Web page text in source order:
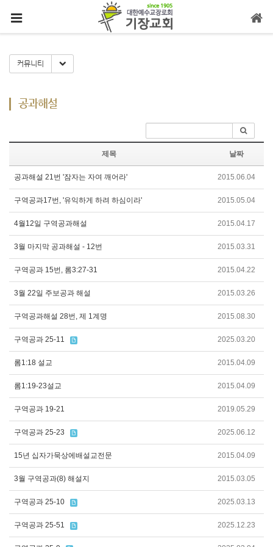
커뮤니티 Toggle Dropdown
공과해설
제목 날짜
공과해설 21번 '잠자는 자여 깨어라' 2015.06.04
구역공과17번, '유익하게 하려 하심이라' 2015.05.04
4월12일 구역공과해설 2015.04.17
3월 마지막 공과해설 - 12번 2015.03.31
구역공과 15번, 롬3:27-31 2015.04.22
3월 22일 주보공과 해설 2015.03.26
구역공과해설 28번, 제 1계명 2015.08.30
구역공과 25-11 2025.03.20
롬1:18 설교 2015.04.09
롬1:19-23설교 2015.04.09
구역공과 19-21 2019.05.29
구역공과 25-23 2025.06.12
15년 십자가묵상에배설교전문 2015.04.09
3월 구역공과(8) 해설지 2015.03.05
구역공과 25-10 2025.03.13
구역공과 25-51 2025.12.23